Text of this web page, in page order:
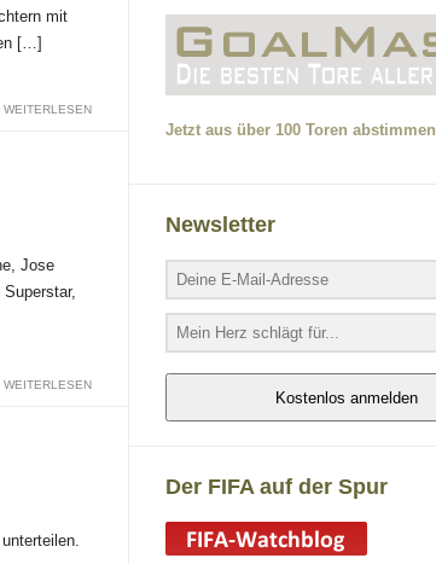
mit
[…]
WEITERLESEN
Jose
WEITERLESEN
Jetzt aus über 100 Toren abstimmen
Newsletter
Kostenlos anmelden
Der FIFA auf der Spur